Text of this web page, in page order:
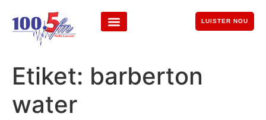
LUISTER NOU
Etiket: barberton
water